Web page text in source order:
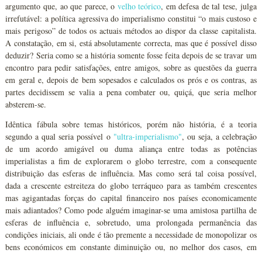
argumento que, ao que parece, o velho teórico, em defesa de tal tese, julga
irrefutável: a política agressiva do imperialismo constitui “o mais custoso e
mais perigoso” de todos os actuais métodos ao dispor da classe capitalista.
A constatação, em si, está absolutamente correcta, mas que é possível disso
deduzir? Seria como se a história somente fosse feita depois de se travar um
encontro para pedir satisfações, entre amigos, sobre as questões da guerra
em geral e, depois de bem sopesados e calculados os prós e os contras, as
partes decidissem se valia a pena combater ou, quiçá, que seria melhor
absterem-se.
Idêntica fábula sobre temas históricos, porém não história, é a teoria
segundo a qual seria possível o "ultra-imperialismo", ou seja, a celebração
de um acordo amigável ou duma aliança entre todas as potências
imperialistas a fim de explorarem o globo terrestre, com a consequente
distribuição das esferas de influência. Mas como será tal coisa possível,
dada a crescente estreiteza do globo terráqueo para as também crescentes
mas agigantadas forças do capital financeiro nos países economicamente
mais adiantados? Como pode alguém imaginar-se uma amistosa partilha de
esferas de influência e, sobretudo, uma prolongada permanência das
condições iniciais, ali onde é tão premente a necessidade de monopolizar os
bens económicos em constante diminuição ou, no melhor dos casos, em